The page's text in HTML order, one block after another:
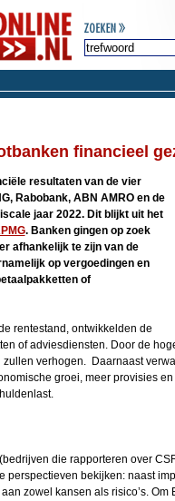
financieel
resultaten van de vier
Rabobank, ABN AMRO en de
jaar 2022. Dit blijkt uit het
. Banken gingen op zoek
afhankelijk te zijn van de
op vergoedingen en
of
rentestand, ontwikkelden de
of adviesdiensten. Door de
verhogen. Daarnaast
groei, meer provisies
die rapporteren over
perspectieven bekijken: naast
zowel kansen als risico’s. Om